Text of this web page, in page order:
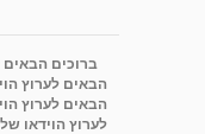
ברוכים הבאים
הבאים לערוץ
הבאים לערוץ
לערוץ הוידאו